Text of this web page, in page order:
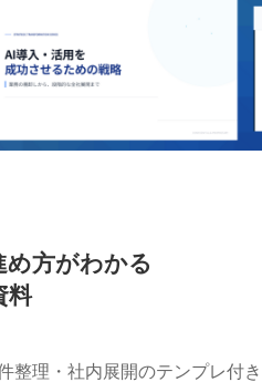
と対話す
能の概要】
能「Grok コ
り、従来のテ
Perplexity AI
AI技術の進化は目
ります。中でも
ます。そして
新モデル「Comet
め方がわかる
料
整理・社内展開のテンプレ付き